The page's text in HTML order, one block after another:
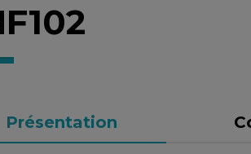
Présentation